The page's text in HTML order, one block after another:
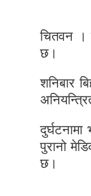
चितवन ।
छ।
शनिबार
पुरानो
छ।